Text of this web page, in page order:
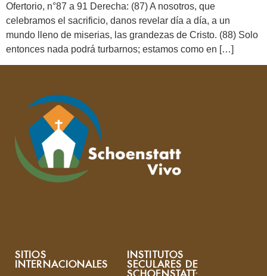
Ofertorio, n°87 a 91 Derecha: (87) A nosotros, que
celebramos el sacrificio, danos revelar día a día, a un
mundo lleno de miserias, las grandezas de Cristo. (88) Solo
entonces nada podrá turbarnos; estamos como en […]
SITIOS
INTERNACIONALES
INSTITUTOS
SECULARES DE
SCHOENSTATT: